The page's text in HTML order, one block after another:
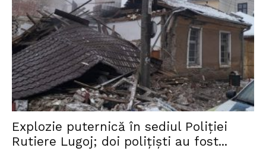
Explozie puternică în sediul Poliției
Rutiere Lugoj; doi polițiști au fost...